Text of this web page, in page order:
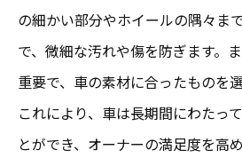
の細かい部分やホイールの隅々ま
で、微細な汚れや傷を防ぎます。
重要で、車の素材に合ったものを
これにより、車は長期間にわたっ
とができ、オーナーの満足度を高め